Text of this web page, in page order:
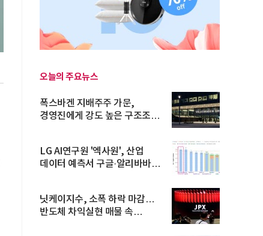
오늘의 주요뉴스
폭스바겐 지배주주 가문,
경영진에게 강도 높은 구조조정
LG AI연구원 '엑사원', 산업
데이터 예측서 구글·알리바바
닛케이지수, 소폭 하락 마감…
반도체 차익실현 매물 속